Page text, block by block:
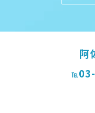
阿
℡